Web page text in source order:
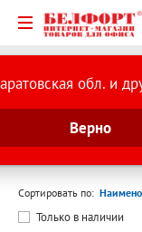
обл. и
Верно
Каталог товаров
Папки на молнии
Сортировать по:
Только в наличии